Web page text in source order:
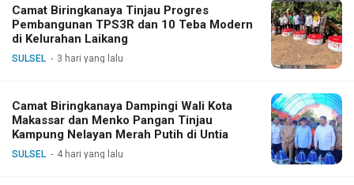
Camat Biringkanaya Tinjau Progres
Pembangunan TPS3R dan 10 Teba Modern
di Kelurahan Laikang
SULSEL 3 hari yang lalu
Camat Biringkanaya Dampingi Wali Kota
Makassar dan Menko Pangan Tinjau
Kampung Nelayan Merah Putih di Untia
SULSEL 4 hari yang lalu